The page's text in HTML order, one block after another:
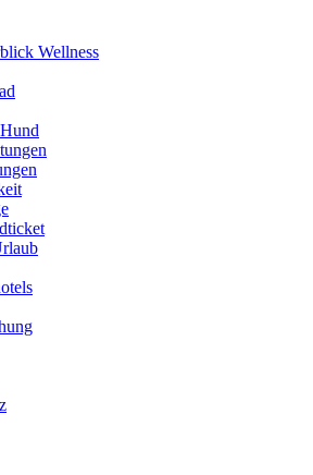
Wellness